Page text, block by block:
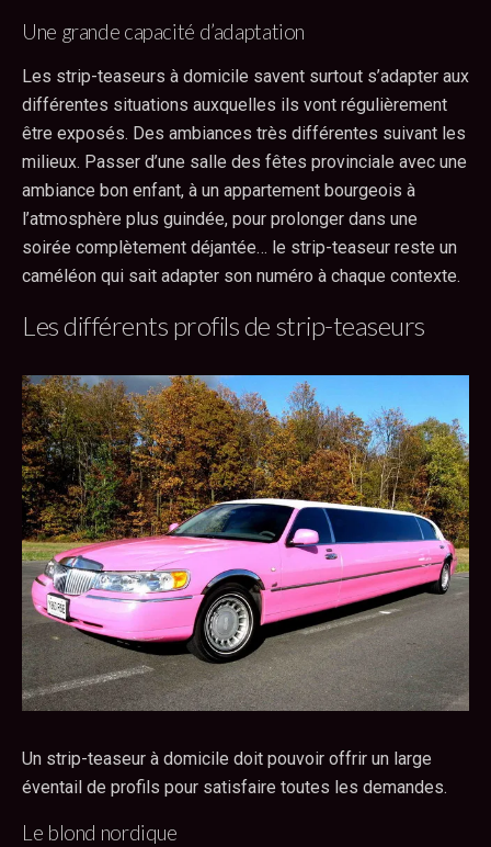
Une grande capacité d’adaptation
Les strip-teaseurs à domicile savent surtout s’adapter aux
différentes situations auxquelles ils vont régulièrement
être exposés. Des ambiances très différentes suivant les
milieux. Passer d’une salle des fêtes provinciale avec une
ambiance bon enfant, à un appartement bourgeois à
l’atmosphère plus guindée, pour prolonger dans une
soirée complètement déjantée… le strip-teaseur reste un
caméléon qui sait adapter son numéro à chaque contexte.
Les différents profils de strip-teaseurs
Un strip-teaseur à domicile doit pouvoir offrir un large
éventail de profils pour satisfaire toutes les demandes.
Le blond nordique